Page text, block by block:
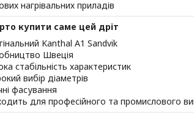
нагрівальних приладів
купити саме цей дріт
Kanthal A1 Sandvik
Швеція
стабільність характеристик
вибір діаметрів
фасування
для професійного та промислового